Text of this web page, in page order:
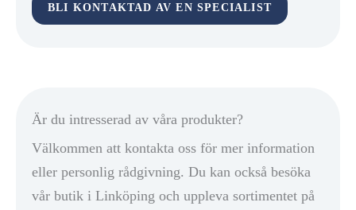
BLI KONTAKTAD AV EN SPECIALIST
Är du intresserad av våra produkter?
Välkommen att kontakta oss för mer information
eller personlig rådgivning. Du kan också besöka
vår butik i Linköping och uppleva sortimentet på